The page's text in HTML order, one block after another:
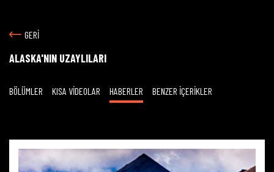
GERİ
ALASKA'NIN UZAYLILARI
BÖLÜMLER KISA VİDEOLAR HABERLER BENZER İÇERİKLER